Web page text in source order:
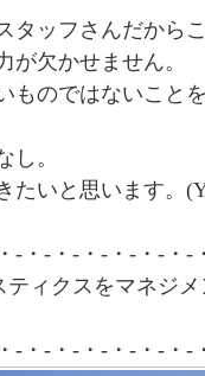
タッフさんだから
が欠かせません。
ものではないこと
し。
たいと思います。
-・-・-・-・-・-・-
ティクスをマネジ
-・-・-・-・-・-・-